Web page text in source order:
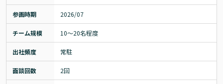
参画時期 2026/07
チーム規模 10～20名程度
出社頻度 常駐
面談回数 2回